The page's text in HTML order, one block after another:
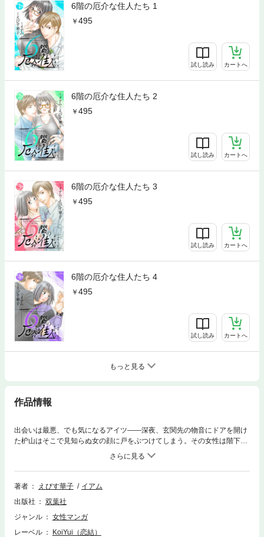
6階の厄介な住人たち 1
495
試し読み カートへ
6階の厄介な住人たち 2
495
試し読み カートへ
6階の厄介な住人たち 3
495
試し読み カートへ
6階の厄介な住人たち 4
495
試し読み カートへ
もっと見る
作品情報
出会いは最悪、でも気になるアイツ――深夜、玄関先の物音にドアを開け
た枦山はそこで見知らぬ女の顔に戸をぶつけてしまう。その女性は階下の
住人だった。翌朝エレベーターで一緒になった彼女に話しかけようとする
も彼女は泣いていて…。恋愛に対してシニカルな視点をもつ28歳の社会
人・枦山と24歳の地味女子の塔子、縁のなさそうな2人、でも実は意外な
共通点があり距離を詰めていくが”塔子を女子として見ていない”つもりの
語。 ※第１～３話を収録
著者 えびす華子
イアム
出版社
双葉社
ジャンル
女性マンガ
レーベル
KoiYui（恋結）